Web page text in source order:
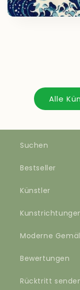
Alle
Suchen
Bestseller
Künstler
Moderne
Bewertungen
Rücktritt